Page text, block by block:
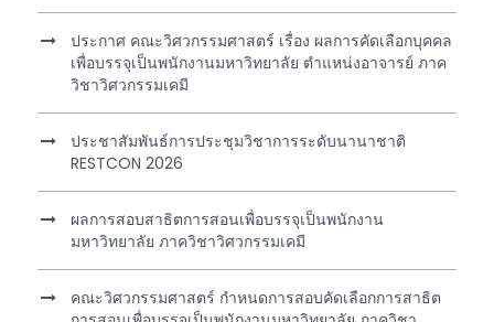
ประกาศ คณะวิศวกรรมศาสตร์ เรื่อง ผลการคัดเลือกบุคคล
เพื่อบรรจุเป็นพนักงานมหาวิทยาลัย ตำแหน่งอาจารย์ ภาค
วิชาวิศวกรรมเคมี
ประชาสัมพันธ์การประชุมวิชาการระดับนานาชาติ
RESTCON 2026
ผลการสอบสาธิตการสอนเพื่อบรรจุเป็นพนักงาน
มหาวิทยาลัย ภาควิชาวิศวกรรมเคมี
คณะวิศวกรรมศาสตร์ กำหนดการสอบคัดเลือกการสาธิต